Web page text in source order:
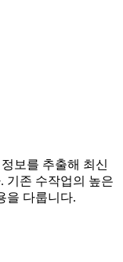
보를 추출해 최신
기존 수작업의 높은
을 다룹니다.